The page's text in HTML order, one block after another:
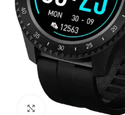
Click to enlarge